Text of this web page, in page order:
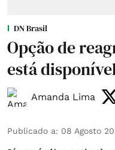
DN Brasil
Opção de
está
Amanda Lima
Publicado a: 08 Agosto